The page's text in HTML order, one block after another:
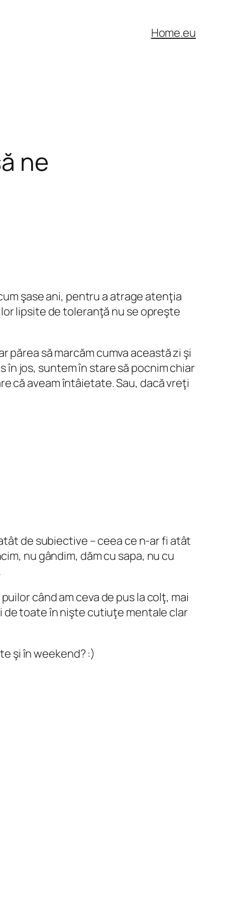
Home.eu
ne
şase ani, pentru a atrage atenţia
lipsite de toleranţă nu se opreşte
părea să marcăm cumva această zi şi
jos, suntem în stare să pocnim chiar
că aveam întâietate. Sau, dacă vreţi
de subiective – ceea ce n-ar fi atât
nu gândim, dăm cu sapa, nu cu
când am ceva de pus la colţ, mai
de toate în nişte cutiuţe mentale clar
şi în weekend? :)